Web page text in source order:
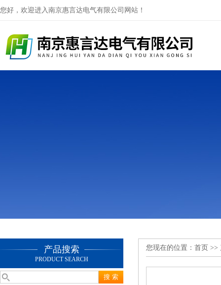
您好，欢迎进入南京惠言达电气有限公司网站！
产品搜索
PRODUCT SEARCH
您现在的位置： 首页 >>